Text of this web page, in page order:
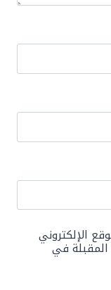
الإلكتروني
في